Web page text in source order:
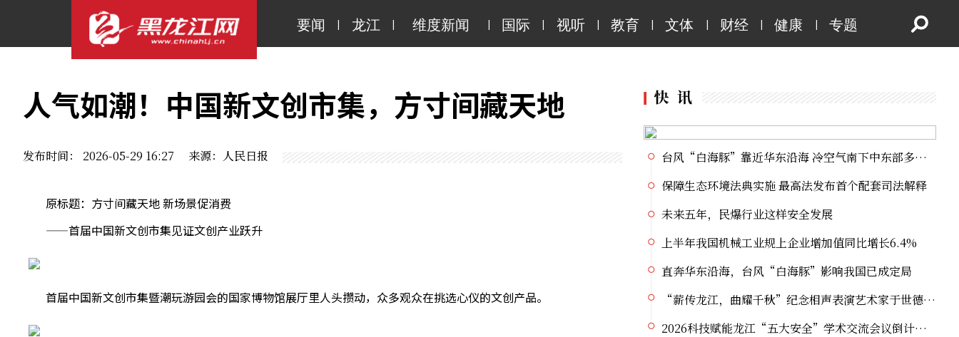
要闻 | 龙江 | 维度新闻 | 国际 | 视听 | 教育 | 文体 | 财经 | 健康 | 专题
人气如潮！中国新文创市集，方寸间藏天地
发布时间： 2026-05-29 16:27 来源：人民日报
原标题：方寸间藏天地 新场景促消费
——首届中国新文创市集见证文创产业跃升
首届中国新文创市集暨潮玩游园会的国家博物馆展厅里人头攒动，众多观众在挑选心仪的文创产品。
“薪传龙江，曲耀千秋”纪念相声表演艺术家于世德先生逝世40周年相声专场晚会重磅登陆冰城
2026科技赋能龙江“五大安全”学术交流会议倒计时1天
提高警惕！绷紧安全这根弦 暑期护娃莫大意
新国标发布 全链条守护化妆品安全
台风“白海豚”靠近华东沿海 冷空气南下中东部多地暑热缓解
保障生态环境法典实施 最高法发布首个配套司法解释
未来五年，民爆行业这样安全发展
上半年我国机械工业规上企业增加值同比增长6.4%
直奔华东沿海，台风“白海豚”影响我国已成定局
“薪传龙江，曲耀千秋”纪念相声表演艺术家于世德先生逝世40周年相声专场晚会重磅登陆冰城
2026科技赋能龙江“五大安全”学术交流会议倒计时1天